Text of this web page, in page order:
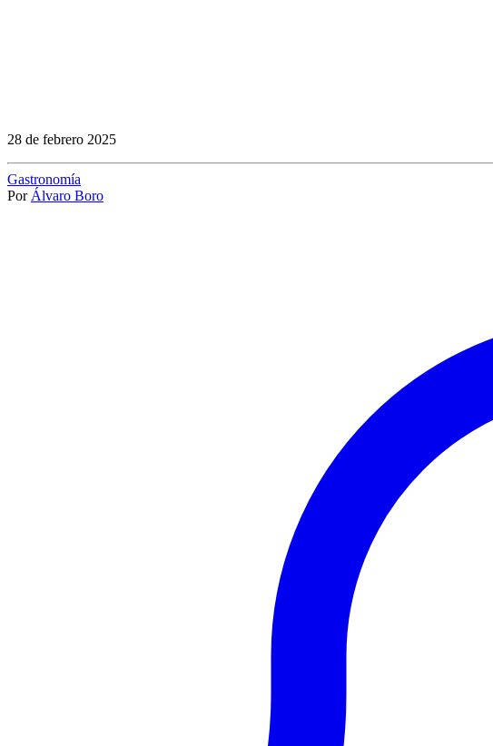
28 de febrero 2025
Gastronomía
Por Álvaro Boro